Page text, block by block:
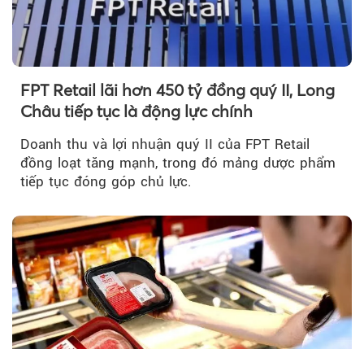
FPT Retail lãi hơn 450 tỷ đồng quý II, Long
Châu tiếp tục là động lực chính
Doanh thu và lợi nhuận quý II của FPT Retail
đồng loạt tăng mạnh, trong đó mảng dược phẩm
tiếp tục đóng góp chủ lực.